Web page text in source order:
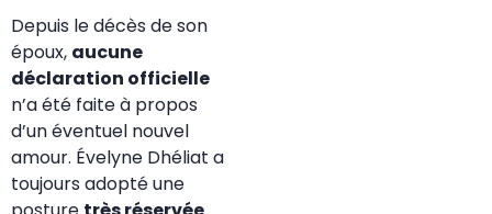
Depuis le décès de son
époux, aucune
déclaration officielle
n’a été faite à propos
d’un éventuel nouvel
amour. Évelyne Dhéliat a
toujours adopté une